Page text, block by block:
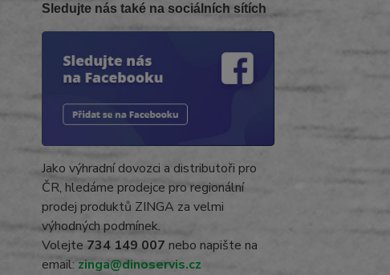
Sledujte nás také na sociálních sítích
Jako výhradní dovozci a distributoři pro
ČR, hledáme prodejce pro regionální
prodej produktů ZINGA za velmi
výhodných podmínek.
Volejte 734 149 007 nebo napište na
email: zinga@dinoservis.cz